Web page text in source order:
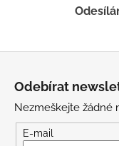
Odebírat
Nezmeškejte žádné
E-mail